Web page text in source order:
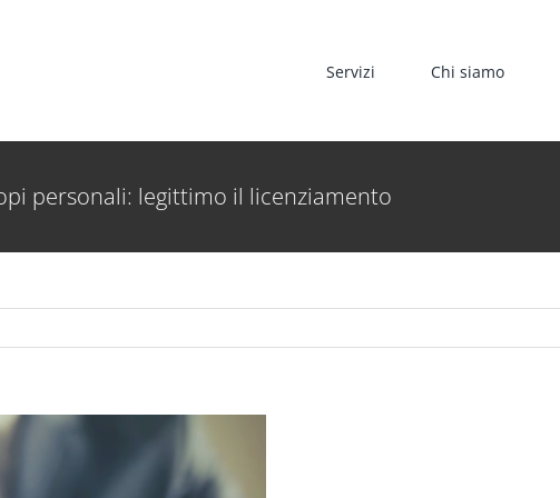
Servizi Chi siamo
personali: legittimo il licenziamento